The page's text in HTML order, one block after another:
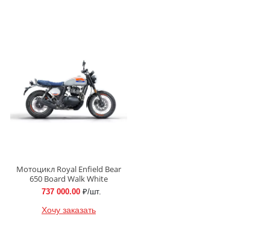
Мотоцикл Royal Enfield Bear
650 Board Walk White
737 000.00 ₽/шт.
Хочу заказать